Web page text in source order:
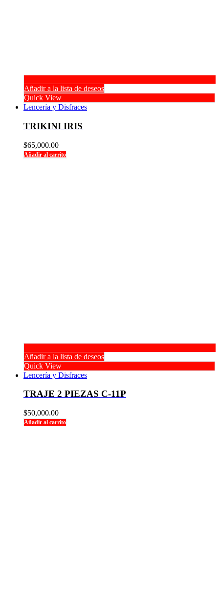
Añadir a la lista de deseos
Quick View
Lencería y Disfraces
TRIKINI IRIS
$65,000.00
Añadir al carrito
Añadir a la lista de deseos
Quick View
Lencería y Disfraces
TRAJE 2 PIEZAS C-11P
$50,000.00
Añadir al carrito